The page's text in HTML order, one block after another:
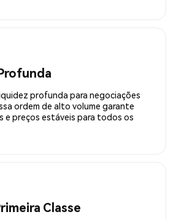
profunda para negociações
ordem de alto volume garante
e preços estáveis para todos os
Classe